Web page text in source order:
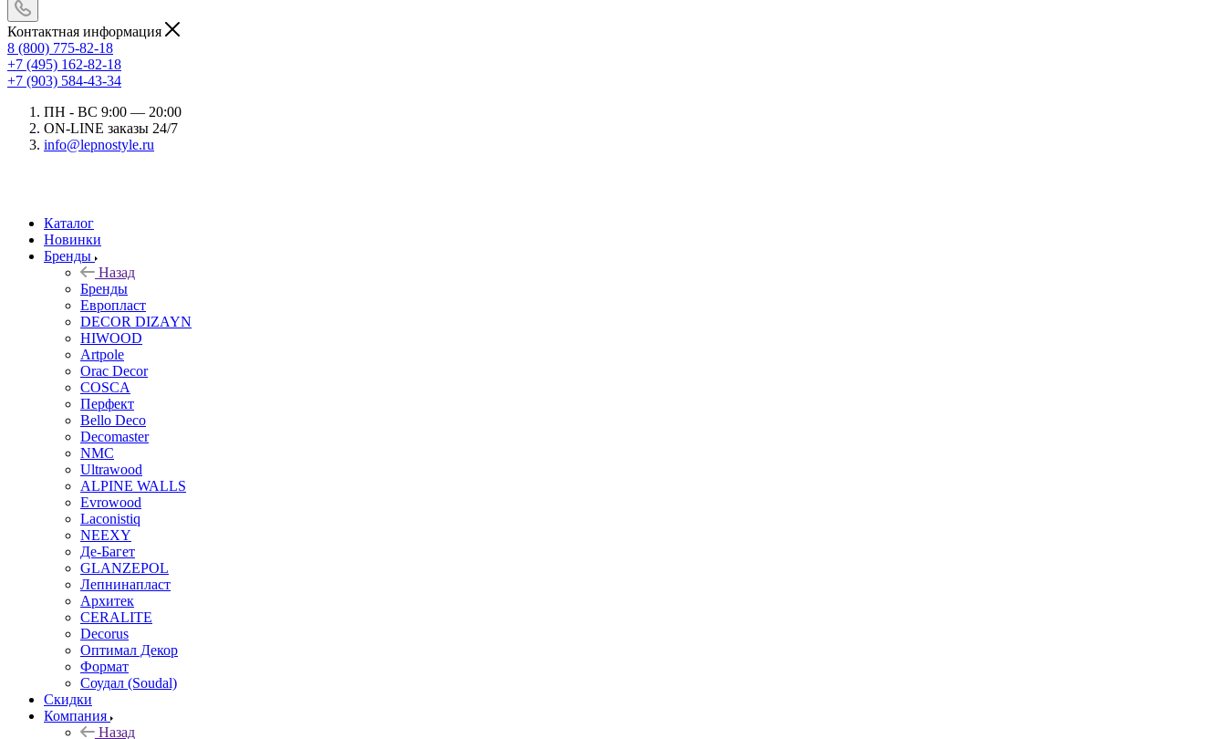
Контактная информация
8 (800) 775-82-18
+7 (495) 162-82-18
+7 (903) 584-43-34
ПН - ВС 9:00 — 20:00
ON-LINE заказы 24/7
info@lepnostyle.ru
Каталог
Новинки
Бренды
Назад
Бренды
Европласт
DECOR DIZAYN
HIWOOD
Artpole
Orac Decor
COSCA
Перфект
Bello Deco
Decomaster
NMС
Ultrawood
ALPINE WALLS
Evrowood
Laconistiq
NEEXY
Де-Багет
GLANZEPOL
Лепнинапласт
Архитек
CERALITE
Decorus
Оптимал Декор
Формат
Соудал (Soudal)
Скидки
Компания
Назад